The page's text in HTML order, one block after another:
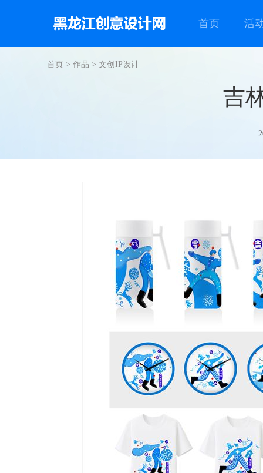
首页 活
首页 > 作品 > 文创IP设计
吉